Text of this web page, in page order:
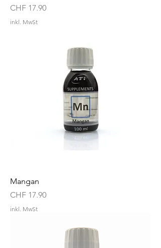
Preis
CHF 17.90
inkl. MwSt
Mangan
Preis
CHF 17.90
inkl. MwSt